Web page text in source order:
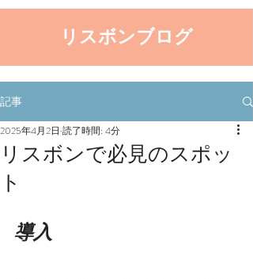
リスボンブログ
記事
リスボンで必見のスポッ
ト
2025年4月2日 読了時間: 4分
導入